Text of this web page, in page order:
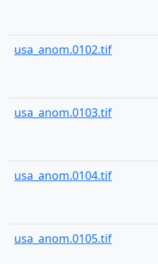
usa_anom.0102.tif
usa_anom.0103.tif
usa_anom.0104.tif
usa_anom.0105.tif